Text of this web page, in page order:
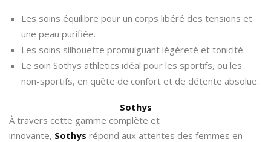
Les soins équilibre pour un corps libéré des tensions et
une peau purifiée.
Les soins silhouette promulguant légèreté et tonicité.
Le soin Sothys athletics idéal pour les sportifs, ou les
non-sportifs, en quête de confort et de détente absolue.
Sothys
À travers cette gamme complète et
innovante, Sothys répond aux attentes des femmes en